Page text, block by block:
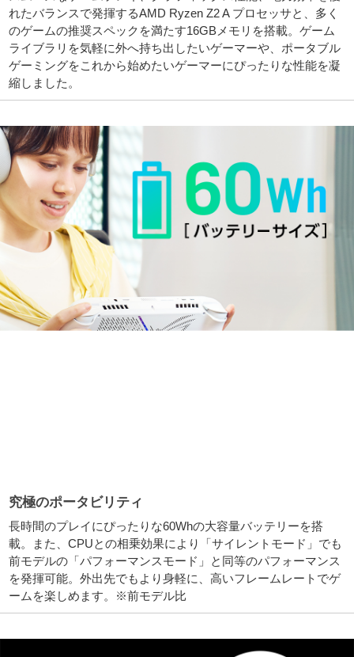
れたバランスで発揮するAMD Ryzen Z2 A プロセッサと、多く
のゲームの推奨スペックを満たす16GBメモリを搭載。ゲーム
ライブラリを気軽に外へ持ち出したいゲーマーや、ポータブル
ゲーミングをこれから始めたいゲーマーにぴったりな性能を凝
縮しました。
究極のポータビリティ
長時間のプレイにぴったりな60Whの大容量バッテリーを搭
載。また、CPUとの相乗効果により「サイレントモード」でも
前モデルの「パフォーマンスモード」と同等のパフォーマンス
を発揮可能。外出先でもより身軽に、高いフレームレートでゲ
ームを楽しめます。※前モデル比